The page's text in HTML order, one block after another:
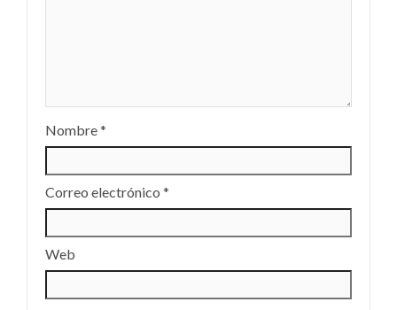
Nombre*
Correo electrónico *
Web